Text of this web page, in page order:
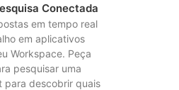
Conectada
em tempo real
em aplicativos
Workspace. Peça
pesquisar uma
para descobrir quais